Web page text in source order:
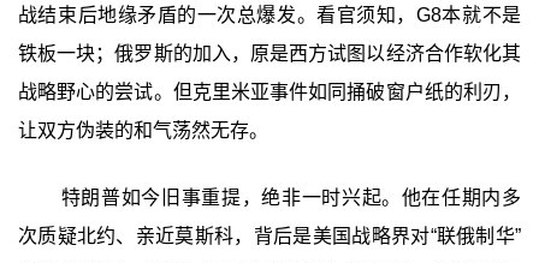
战结束后地缘矛盾的一次总爆发。看官须知，G8本就不是
铁板一块；俄罗​​斯的加入，原是西方试图以经济合作软化其
战略野心的尝试。但克里米亚事件如同捅破窗户纸的利刃，
让双方伪装的和气荡然无存。
特朗普如今旧事重提，绝非一时兴起。他在任期内多
次质疑北约、亲近莫斯科，背后是美国战略界对“联俄制华”